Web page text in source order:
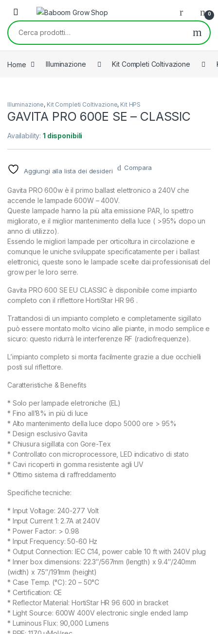
Skip to navigation
Skip to content
0
Cerca:
Home Illuminazione Kit Completi Coltivazione
Illuminazione, Kit Completi Coltivazione, Kit HPS
GAVITA PRO 600E SE – CLASSIC
Availability:1 disponibili
Aggiungi alla lista dei desideri Compara
Gavita PRO 600w è il primo ballast elettronico a 240V che
accende le lampade 600W – 400V.
Queste lampade hanno la più alta emissione PAR, lo spettro
migliorato, e il miglior mantenimento della luce ( >95% dopo un
anno di utilizzo).
Essendo le migliori lampade per orticoltura in circolazione e
comunque le uniche sviluppate specificatamente per i ballast
elettronici, queste sono le lampade scelte dai professionisati del
grow per le loro serre.
Gavita PRO 600 SE EU CLASSIC è disponibile come impianto
completo con il riflettore HortiStar HR 96 .
Trattandosi di un impianto completo e completamente sigillato
può essere montato molto vicino alle piante, in modo semplice e
sicuro: questo ridurrà le interferenze RF (radiofrequenze).
L’impianto completo si monta facilmente grazie a due occhielli
posti sul riflettore.
Caratteristiche & Benefits
* Solo per lampade eletroniche (EL)
* Fino all’8% in più di luce
* Alto mantenimento della luce dopo 5000 ore > 95%
* Design esclusivo Gavita
* Chiusura sigillata con Gore-Tex
* Controllato con microprocessore, LED indicativo di stato
* Cavi ricoperti in gomma resistente agli UV
* Ottimo sistema di raffreddamento
Specifiche tecniche:
* Input Voltage: 240-277 Volt
* Input Current 1: 2.7A at 240V
* Power Factor: > 0.98
* Input Frequency: 50-60 Hz
* Output Connection: IEC C14, power cable 10 ft with 240V plug
* Inner box dimensions: 22.3″/567mm (length) x 9.4″/240mm
(width) x 7.5″/191mm (height)
* Case Temp. (°C): 20 – 50°C
* Certification: CE
* Reflector Material: HortiStar HR 96 600 in bracket
* Light Source: 600W 400V electronic single ended lamp
* Luminous Flux: 90,000 Lumens